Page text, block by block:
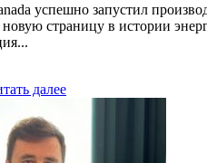
успешно запустил
страницу в истории
далее